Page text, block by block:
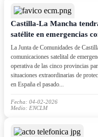
Castilla-La Mancha
satélite en emergencias
La Junta de Comunidades de
comunicaciones satelital de
operativa de las cinco provincias
situaciones extraordinarias de
en España el pasado...
Fecha: 04-02-2026
Medio: ENCLM